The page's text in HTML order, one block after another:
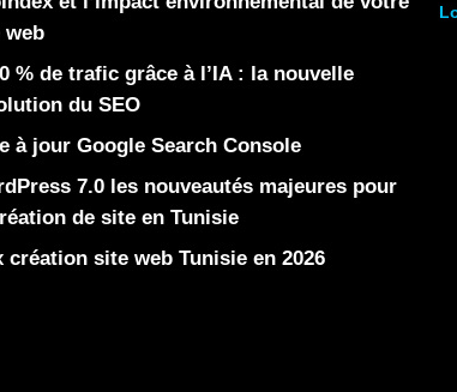
web
% de trafic grâce à l’IA : la nouvelle
du SEO
à jour Google Search Console
7.0 les nouveautés majeures pour
de site en Tunisie
création site web Tunisie en 2026